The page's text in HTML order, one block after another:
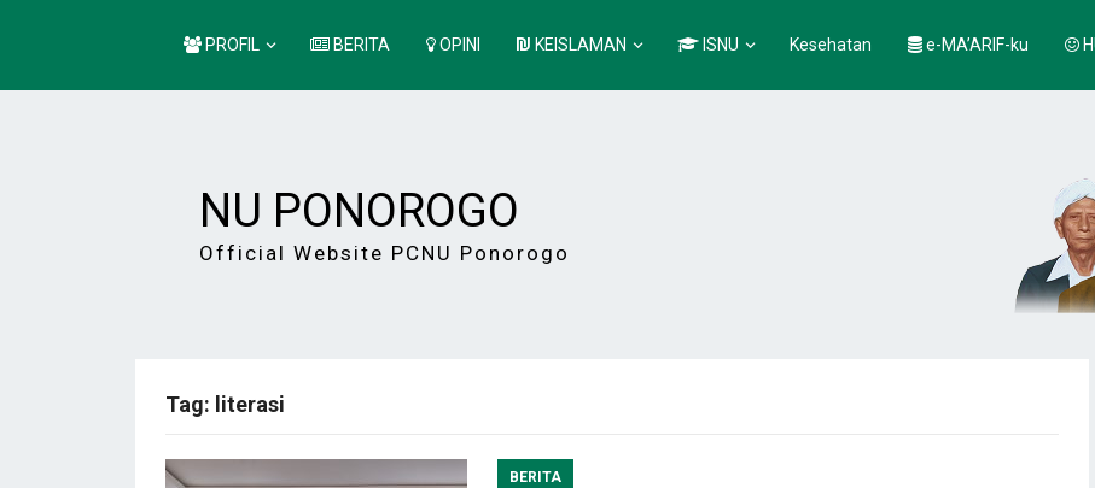
PROFIL BERITA OPINI KEISLAMAN ISNU Kesehatan e-MA’ARIF-ku
NU PONOROGO
Official Website PCNU Ponorogo
Tag: literasi
BERITA